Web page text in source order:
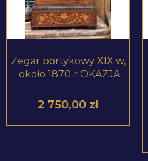
Zegar portykowy XIX w,
około 1870 r OKAZJA
2 750,00 zł